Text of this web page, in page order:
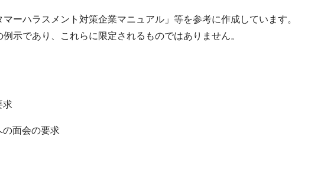
ーハラスメント対策企業マニュアル」等を参考に作成しています。
示であり、これらに限定されるものではありません。
求
面会の要求